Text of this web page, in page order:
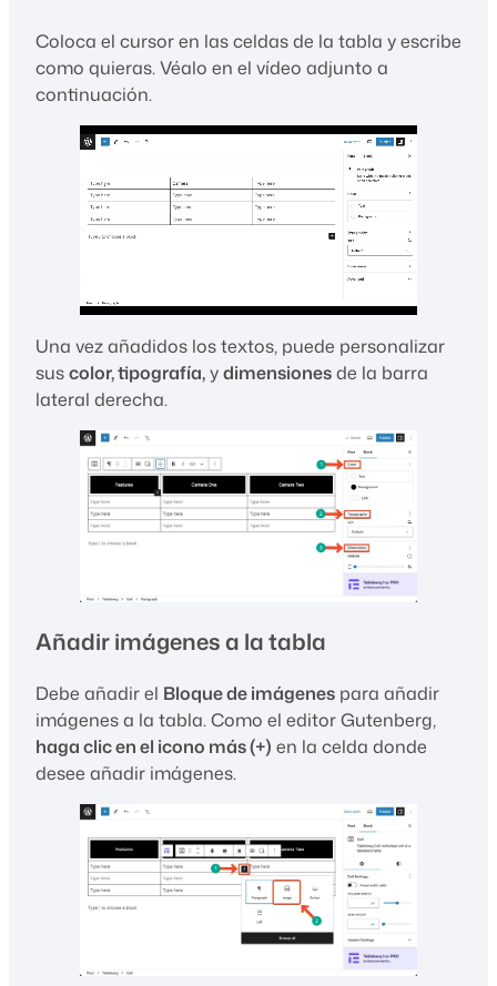
Coloca el cursor en las celdas de la tabla y escribe
como quieras. Véalo en el vídeo adjunto a
continuación.
Una vez añadidos los textos, puede personalizar
suscolor, tipografía,ydimensionesde la barra
lateral derecha.
Añadir imágenes a la tabla
Debe añadir el Bloque de imágenes para añadir
imágenes a la tabla. Como el editor Gutenberg,
haga clic en el icono más (+) en la celda donde
desee añadir imágenes.